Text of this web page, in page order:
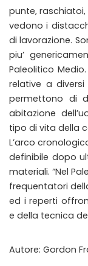
punte,
vedono i
di lavorazione.
piu’
Paleolitico
relative a
permettono di
abitazione
tipo di vita della
L’arco
definibile dopo
materiali. “Nel
frequentatori
ed i reperti
e della tecnica
Autore: Gordon